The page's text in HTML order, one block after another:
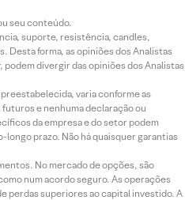
seu conteúdo.
suporte, resistência, candles,
Desta forma, as opiniões dos Analistas
divergir das opiniões dos Analistas
varia conforme as
e nenhuma declaração ou
da empresa e do setor podem
prazo. Não há quaisquer garantias
No mercado de opções, são
num acordo seguro. As operações
perdas superiores ao capital investido. A